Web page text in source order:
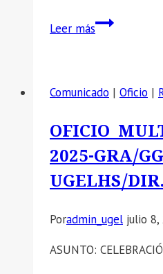
RED
RURAL
EN
IE
«LOS
ANDES»
Leer más📣
de
Juegos
Escolares
Deportivos
y
2026.
Comunicado | Oficio |
OFICIO
2025-GRA/
UGELHS/DIR.
Poradmin_ugel julio 8,
ASUNTO: